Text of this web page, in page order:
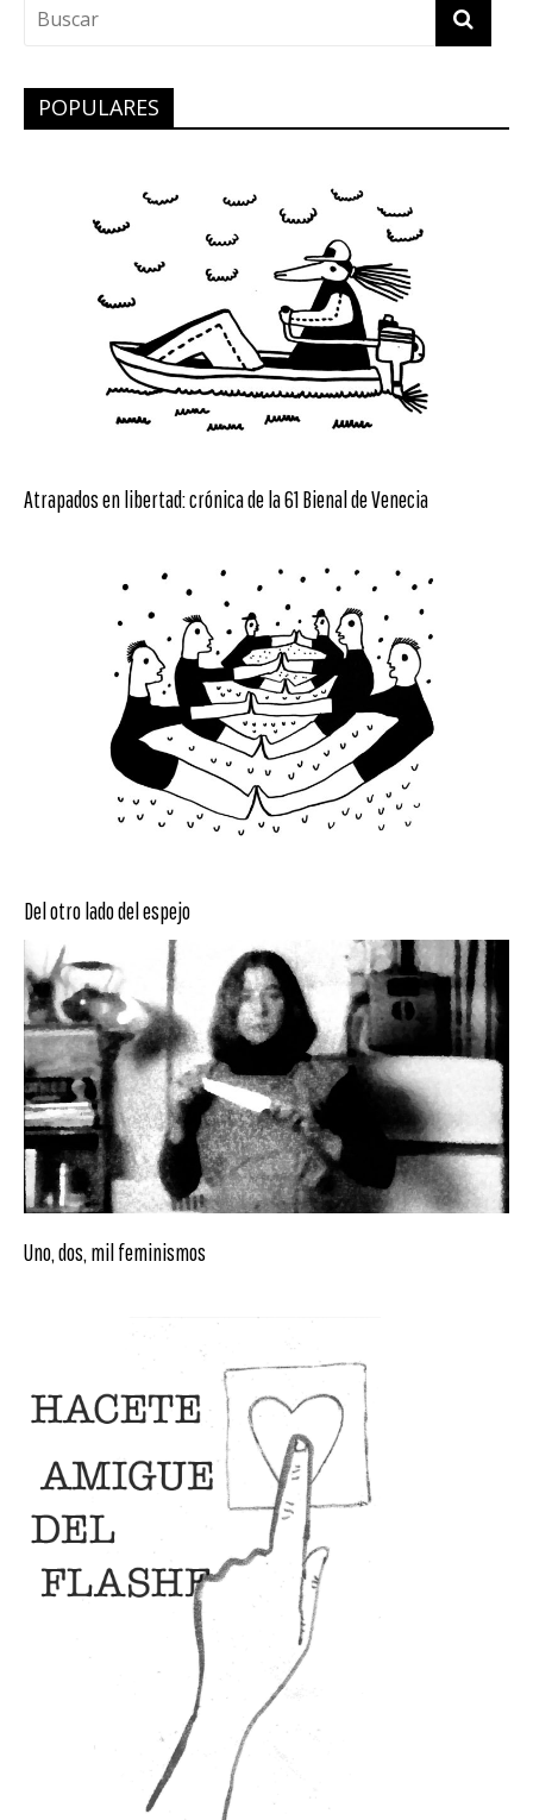
POPULARES
Atrapados en libertad: crónica de la 61 Bienal de Venecia
Del otro lado del espejo
Uno, dos, mil feminismos